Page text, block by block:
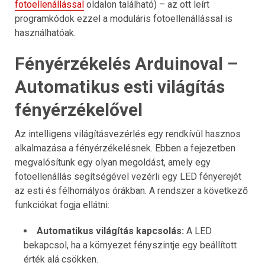
fotoellenállással oldalon található) – az ott leírt
programkódok ezzel a moduláris fotoellenállással is
használhatóak.
Fényérzékelés Arduinoval –
Automatikus esti világítás
fényérzékelővel
Az intelligens világításvezérlés egy rendkívül hasznos
alkalmazása a fényérzékelésnek. Ebben a fejezetben
megvalósítunk egy olyan megoldást, amely egy
fotoellenállás segítségével vezérli egy LED fényerejét
az esti és félhomályos órákban. A rendszer a következő
funkciókat fogja ellátni:
Automatikus világítás kapcsolás: A LED
bekapcsol, ha a környezet fényszintje egy beállított
érték alá csökken.